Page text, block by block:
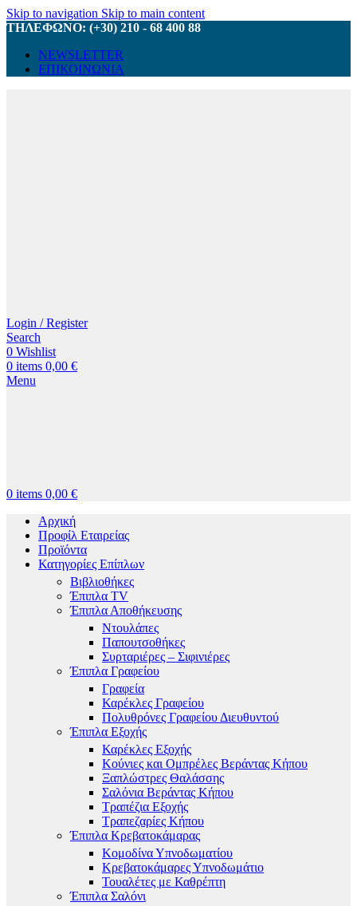
Skip to navigation Skip to main content
ΤΗΛΕΦΩΝΟ: (+30) 210 - 68 400 88
NEWSLETTER
ΕΠΙΚΟΙΝΩΝΙΑ
Login / Register
Search
0 Wishlist
0 items 0,00 €
Menu
0 items 0,00 €
Αρχική
Προφίλ Εταιρείας
Προϊόντα
Κατηγορίες Επίπλων
Βιβλιοθήκες
Έπιπλα TV
Έπιπλα Αποθήκευσης
Ντουλάπες
Παπουτσοθήκες
Συρταριέρες – Σιφινιέρες
Έπιπλα Γραφείου
Γραφεία
Καρέκλες Γραφείου
Πολυθρόνες Γραφείου Διευθυντού
Έπιπλα Εξοχής
Καρέκλες Εξοχής
Κούνιες και Ομπρέλες Βεράντας Κήπου
Ξαπλώστρες Θαλάσσης
Σαλόνια Βεράντας Κήπου
Τραπέζια Εξοχής
Τραπεζαρίες Κήπου
Έπιπλα Κρεβατοκάμαρας
Κομοδίνα Υπνοδωματίου
Κρεβατοκάμαρες Υπνοδωμάτιο
Τουαλέτες με Καθρέπτη
Έπιπλα Σαλόνι